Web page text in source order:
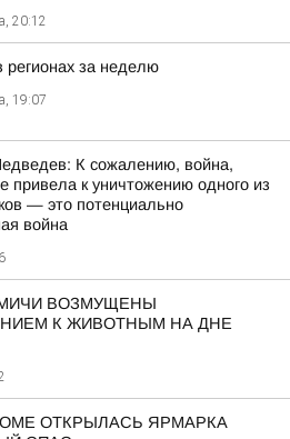
20:12
регионах за неделю
19:07
К сожалению, война,
привела к уничтожению одного из
— это потенциально
война
ВОЗМУЩЕНЫ
К ЖИВОТНЫМ НА ДНЕ
ОТКРЫЛАСЬ ЯРМАРКА